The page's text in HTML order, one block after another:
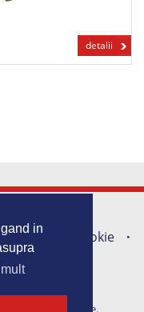
in
detalii
Politica Cookie
drepturile rezervate.